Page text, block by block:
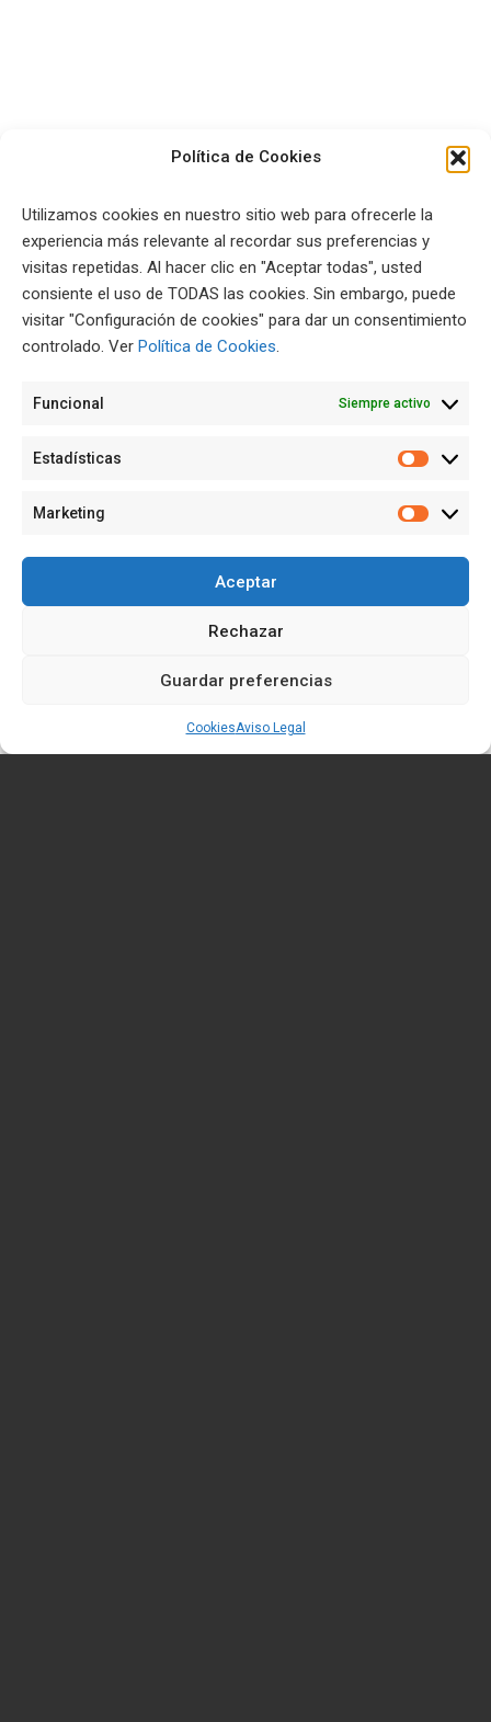
Política de Cookies
Utilizamos cookies en nuestro sitio web para ofrecerle la
experiencia más relevante al recordar sus preferencias y
visitas repetidas. Al hacer clic en "Aceptar todas", usted
consiente el uso de TODAS las cookies. Sin embargo, puede
visitar "Configuración de cookies" para dar un consentimiento
controlado. Ver Política de Cookies.
Funcional Siempre activo
Estadísticas
Marketing
Aceptar
Rechazar
Guardar preferencias
CookiesAviso Legal